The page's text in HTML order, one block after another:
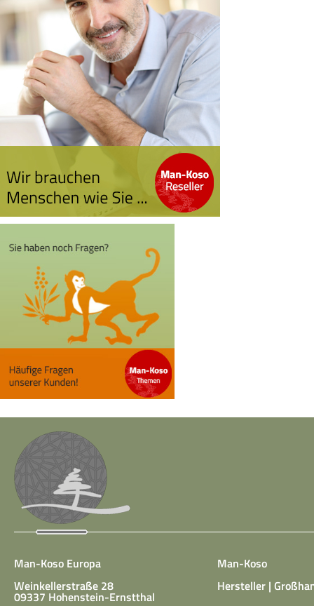
Man-Koso Europa
Weinkellerstraße 28
09337 Hohenstein-Ernstthal
Man-Koso
Hersteller |